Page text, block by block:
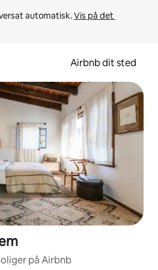
automatisk. Vis på det
Airbnb dit sted
på Airbnb